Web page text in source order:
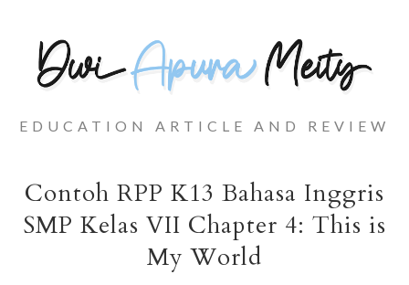
EDUCATION ARTICLE AND REVIEW
Contoh RPP K13 Bahasa Inggris
SMP Kelas VII Chapter 4: This is
My World